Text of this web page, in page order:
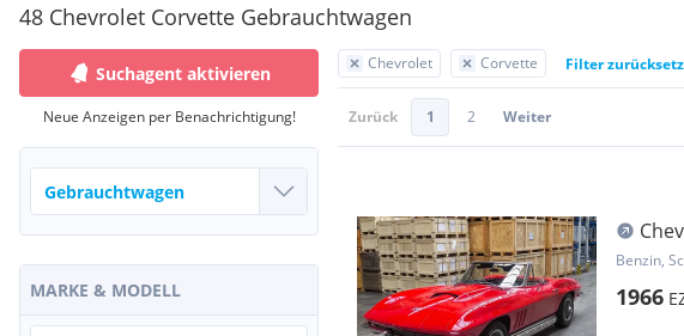
48 Chevrolet Corvette Gebrauchtwagen
Chevrolet Corvette Filter
Zurück 1 2 Weiter
Benzin,
1966
Suchagent aktivieren
Neue Anzeigen per Benachrichtigung!
MARKE & MODELL